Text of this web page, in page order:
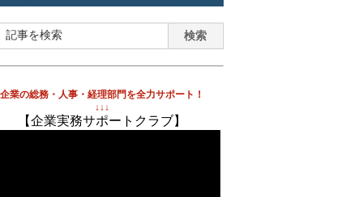
企業の総務・人事・経理部門を全力サポート！
↓↓↓
【企業実務サポートクラブ】